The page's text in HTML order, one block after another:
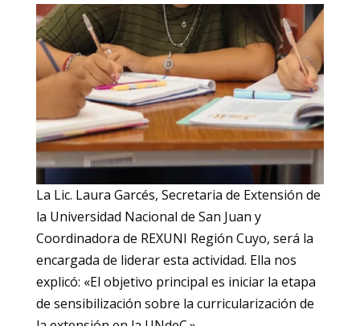
La Lic. Laura Garcés, Secretaria de Extensión de
la Universidad Nacional de San Juan y
Coordinadora de REXUNI Región Cuyo, será la
encargada de liderar esta actividad. Ella nos
explicó: «El objetivo principal es iniciar la etapa
de sensibilización sobre la curricularización de